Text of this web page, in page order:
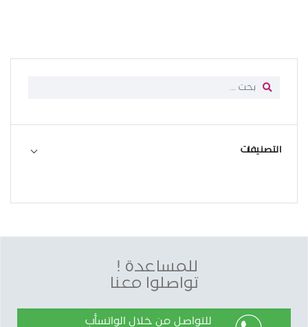
التصنيفات
للمساعدة !
تواصلوا معنا
للتواصل من خلال الواتسأب